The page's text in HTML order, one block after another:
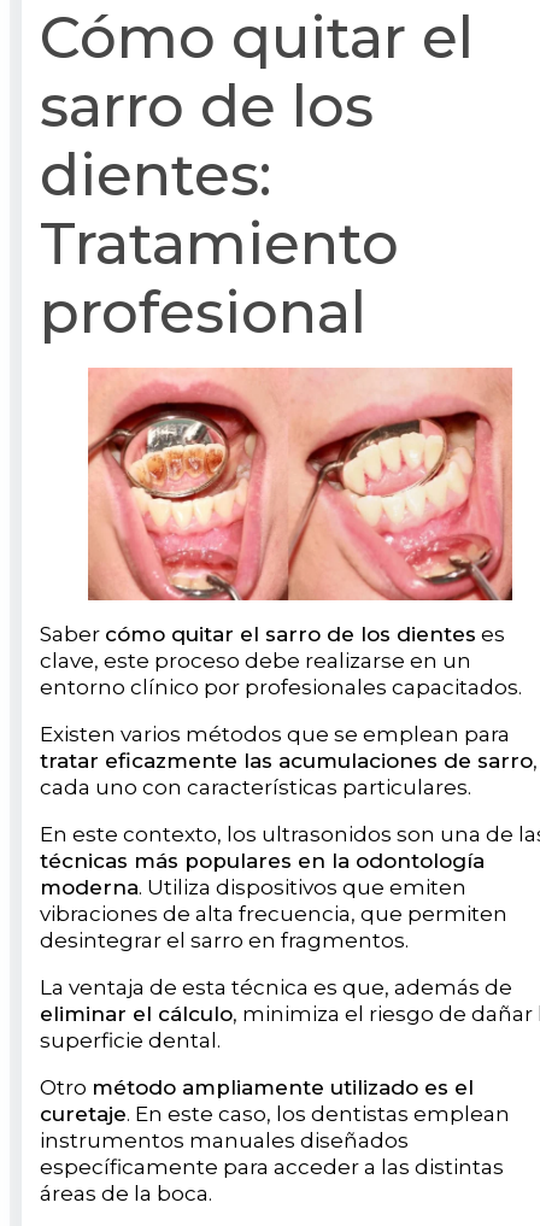
Cómo quitar el
sarro de los
dientes:
Tratamiento
profesional
Saber cómo quitar el sarro de los dientes es
clave, este proceso debe realizarse en un
entorno clínico por profesionales capacitados.
Existen varios métodos que se emplean para
tratar eficazmente las acumulaciones de sarro,
cada uno con características particulares.
En este contexto, los ultrasonidos son una de
técnicas más populares en la odontología
moderna. Utiliza dispositivos que emiten
vibraciones de alta frecuencia, que permiten
desintegrar el sarro en fragmentos.
La ventaja de esta técnica es que, además de
eliminar el cálculo, minimiza el riesgo de dañar
superficie dental.
Otro método ampliamente utilizado es el
curetaje. En este caso, los dentistas emplean
instrumentos manuales diseñados
específicamente para acceder a las distintas
áreas de la boca.